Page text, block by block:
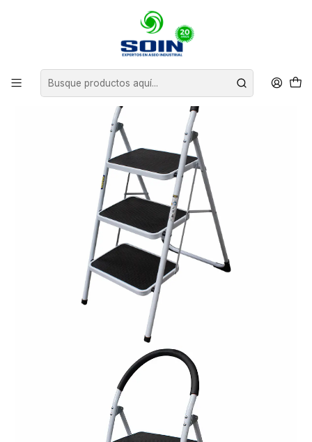
EQUIPAMIENTO
PISO ESCALERA PLEGABLE DE ACERO CON 3 PELDAÑOS - 150 kg